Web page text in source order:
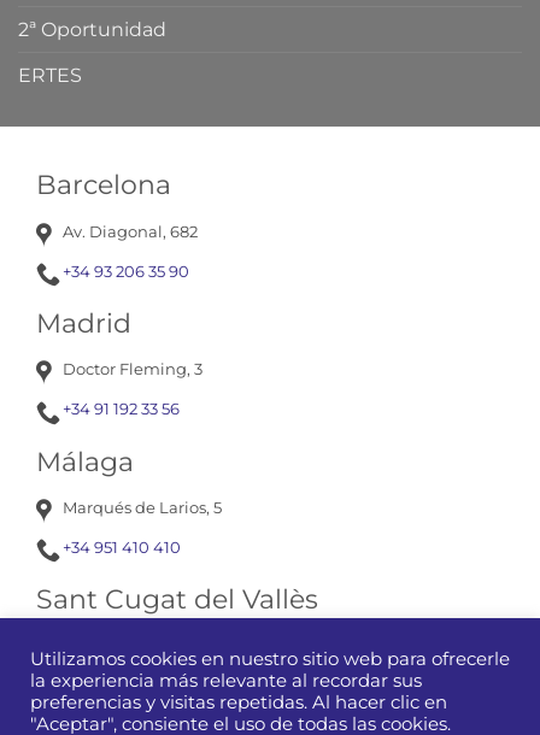
Barcelona
Av. Diagonal, 682
+34 93 206 35 90
Madrid
Doctor Fleming, 3
+34 91 192 33 56
Málaga
Marqués de Larios, 5
+34 951 410 410
Sant Cugat del Vallès
+34 93 675 12 01
2ª Oportunidad
ERTES
Utilizamos cookies en nuestro sitio web para ofrecerle
la experiencia más relevante al recordar sus
preferencias y visitas repetidas. Al hacer clic en
"Aceptar", consiente el uso de todas las cookies.